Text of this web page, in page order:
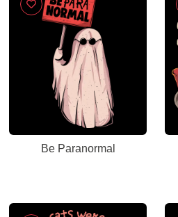
Be Paranormal